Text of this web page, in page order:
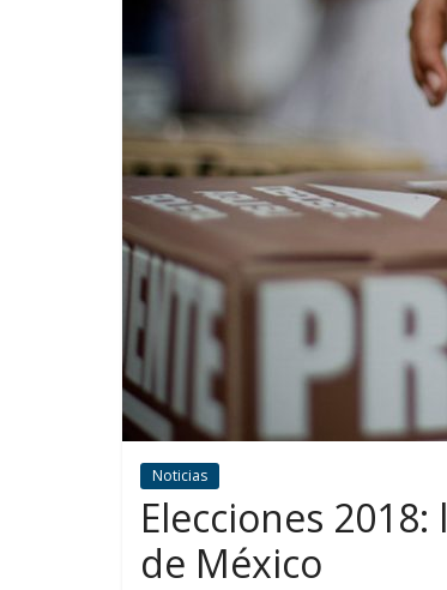
Noticias
Elecciones
de México